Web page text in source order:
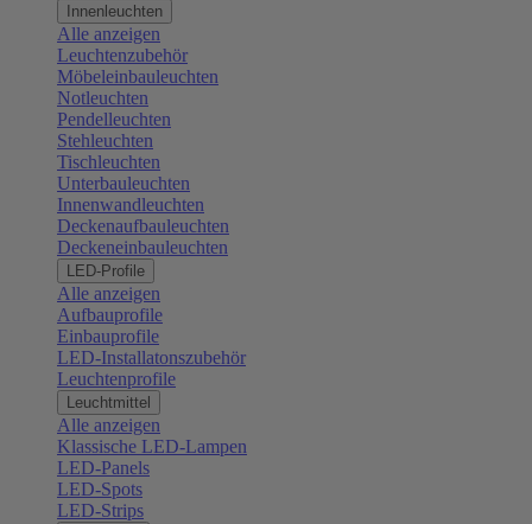
Innenleuchten
Alle anzeigen
Leuchtenzubehör
Möbeleinbauleuchten
Notleuchten
Pendelleuchten
Stehleuchten
Tischleuchten
Unterbauleuchten
Innenwandleuchten
Deckenaufbauleuchten
Deckeneinbauleuchten
LED-Profile
Alle anzeigen
Aufbauprofile
Einbauprofile
LED-Installatonszubehör
Leuchtenprofile
Leuchtmittel
Alle anzeigen
Klassische LED-Lampen
LED-Panels
LED-Spots
LED-Strips